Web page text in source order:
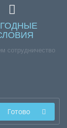
сотрудничество
Готово